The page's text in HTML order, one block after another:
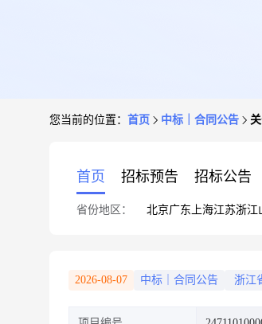
您当前的位置： 首页 中标｜合同公告
首页 招标预告 招标公告
省份地区： 北京广东 上海江苏浙江
2026-08-07 中标｜合同公告 浙江